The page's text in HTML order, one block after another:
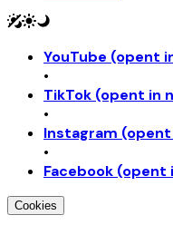
YouTube (opent
•
TikTok (opent in
•
Instagram
•
Facebook (opent
Cookies